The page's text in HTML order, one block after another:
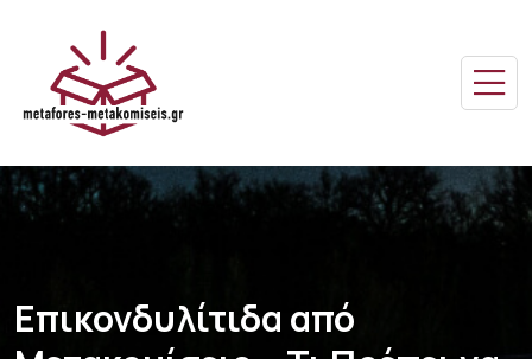
Επικονδυλίτιδα από